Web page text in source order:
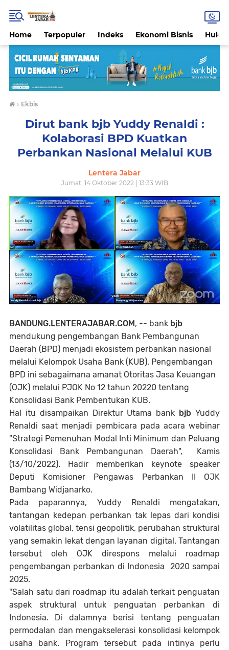
Home Terpopuler Indeks Ekonomi Bisnis
› Ekbis
Dirut bank bjb Yuddy Renaldi :
Kolaborasi BPD Kuatkan
Perbankan Nasional Melalui KUB
Lentera Jabar
Jumat, 14 Oktober 2022 | 13:33 WIB
BANDUNG.LENTERAJABAR.COM, -- bank bjb
mendukung pengembangan Bank Pembangunan
Daerah (BPD) menjadi ekosistem perbankan nasional
melalui Kelompok Usaha Bank (KUB). Pengembangan
BPD ini sebagaimana amanat Otoritas Jasa Keuangan
(OJK) melalui PJOK No 12 tahun 20220 tentang
Konsolidasi Bank Pembentukan KUB.
Hal itu disampaikan Direktur Utama bank bjbYuddy
Renaldi saat menjadi pembicara pada acara webinar
"Strategi Pemenuhan Modal Inti Minimum dan Peluang
Konsolidasi Bank Pembangunan Daerah", Kamis
(13/10/2022). Hadir memberikan keynote speaker
Deputi Komisioner Pengawas Perbankan II OJK
Bambang Widjanarko.
Pada paparannya, Yuddy Renaldi mengatakan,
tantangan kedepan perbankan tak lepas dari kondisi
volatilitas global, tensi geopolitik, perubahan struktural
yang semakin lekat dengan layanan digital. Tantangan
tersebut oleh OJK direspons melalui roadmap
pengembangan perbankan di Indonesia 2020 sampai
2025.
"Salah satu dari roadmap itu adalah terkait penguatan
aspek struktural untuk penguatan perbankan di
Indonesia. Di dalamnya berisi tentang penguatan
permodalan dan mengakselerasi konsolidasi kelompok
usaha bank. Program tersebut pada intinya perlu